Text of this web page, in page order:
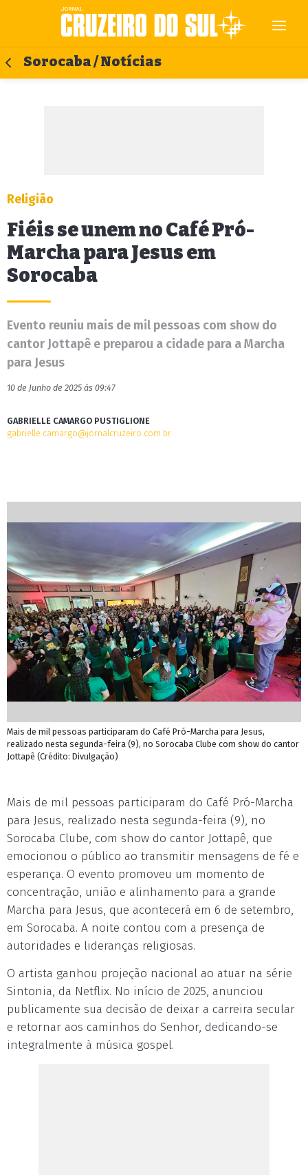
Sorocaba / Notícias
Religião
Fiéis se unem no Café Pró-
Marcha para Jesus em
Sorocaba
Evento reuniu mais de mil pessoas com show do
cantor Jottapê e preparou a cidade para a Marcha
para Jesus
10 de Junho de 2025 às 09:47
GABRIELLE CAMARGO PUSTIGLIONE
gabrielle.camargo@jornalcruzeiro.com.br
Mais de mil pessoas participaram do Café Pró-Marcha para Jesus,
realizado nesta segunda-feira (9), no Sorocaba Clube com show do cantor
Jottapê (Crédito: Divulgação)
Mais de mil pessoas participaram do Café Pró-Marcha
para Jesus, realizado nesta segunda-feira (9), no
Sorocaba Clube, com show do cantor Jottapê, que
emocionou o público ao transmitir mensagens de fé e
esperança. O evento promoveu um momento de
concentração, união e alinhamento para a grande
Marcha para Jesus, que acontecerá em 6 de setembro,
em Sorocaba. A noite contou com a presença de
autoridades e lideranças religiosas.
O artista ganhou projeção nacional ao atuar na série
Sintonia, da Netflix. No início de 2025, anunciou
publicamente sua decisão de deixar a carreira secular
e retornar aos caminhos do Senhor, dedicando-se
integralmente à música gospel.